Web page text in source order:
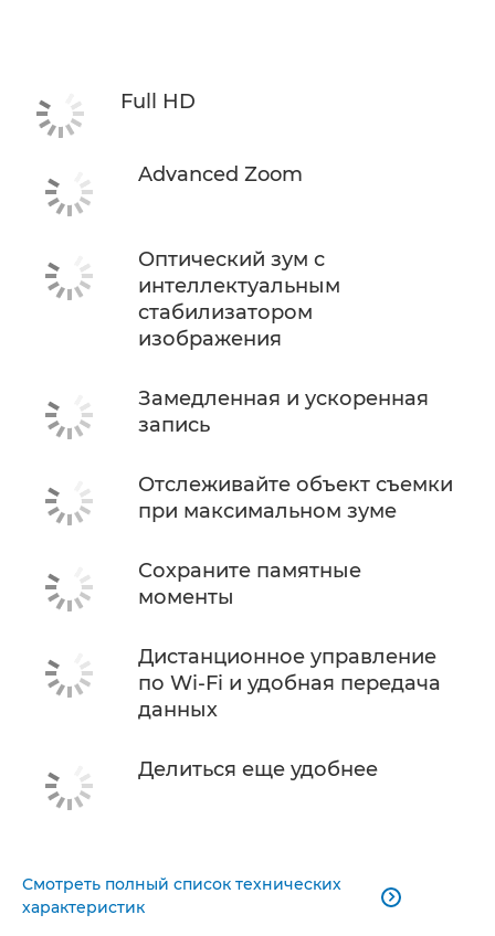
Full HD
Advanced Zoom
Оптический зум с
интеллектуальным
стабилизатором
изображения
Замедленная и ускоренная
запись
Отслеживайте объект съемки
при максимальном зуме
Сохраните памятные
моменты
Дистанционное управление
по Wi-Fi и удобная передача
данных
Делиться еще удобнее
Смотреть полный список технических
характеристик
